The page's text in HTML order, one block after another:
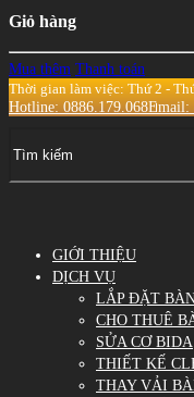
Giỏ hàng
Mua thêm Thanh toán
Thời gian làm việc: Thứ 2 -
Hotline: 0886.179.068Email:
GIỚI THIỆU
DỊCH VỤ
LẮP ĐẶT
CHO THUÊ
SỬA CƠ BIDA
THIẾT KẾ
THAY VẢI